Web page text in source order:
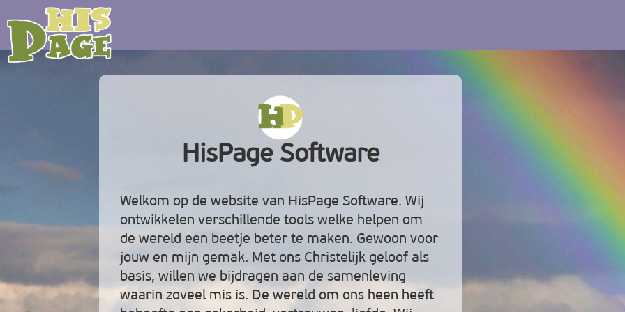
HisPage Software
Welkom op de website van HisPage Software. Wij
ontwikkelen verschillende tools welke helpen om
de wereld een beetje beter te maken. Gewoon voor
jouw en mijn gemak. Met ons Christelijk geloof als
basis, willen we bijdragen aan de samenleving
waarin zoveel mis is. De wereld om ons heen heeft